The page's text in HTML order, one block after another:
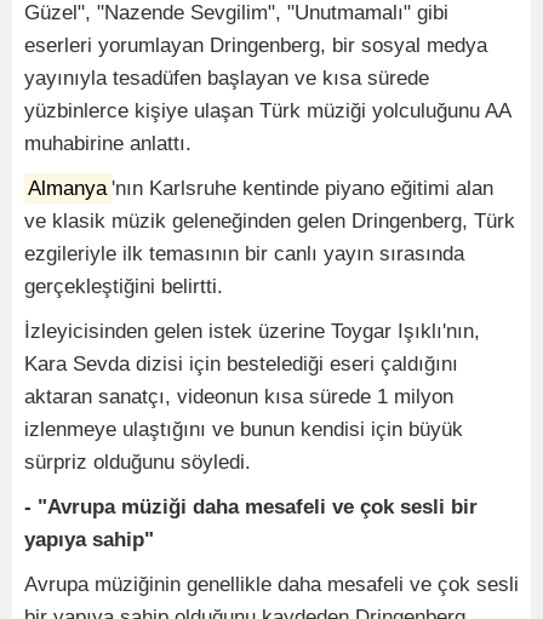
Güzel", "Nazende Sevgilim", "Unutmamalı" gibi
eserleri yorumlayan Dringenberg, bir sosyal medya
yayınıyla tesadüfen başlayan ve kısa sürede
yüzbinlerce kişiye ulaşan Türk müziği yolculuğunu AA
muhabirine anlattı.
Almanya'nın Karlsruhe kentinde piyano eğitimi alan
ve klasik müzik geleneğinden gelen Dringenberg, Türk
ezgileriyle ilk temasının bir canlı yayın sırasında
gerçekleştiğini belirtti.
İzleyicisinden gelen istek üzerine Toygar Işıklı'nın,
Kara Sevda dizisi için bestelediği eseri çaldığını
aktaran sanatçı, videonun kısa sürede 1 milyon
izlenmeye ulaştığını ve bunun kendisi için büyük
sürpriz olduğunu söyledi.
- "Avrupa müziği daha mesafeli ve çok sesli bir
yapıya sahip"
Avrupa müziğinin genellikle daha mesafeli ve çok sesli